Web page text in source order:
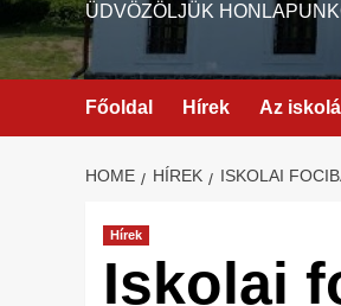
ÜDVÖZÖLJÜK
Főoldal Hírek Az
HOME HÍREK ISKOLAI
Hírek
Iskolai